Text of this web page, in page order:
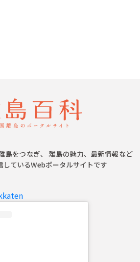
島をつなぎ、 離島の魅力、最新情報など
しているWebポータルサイトです